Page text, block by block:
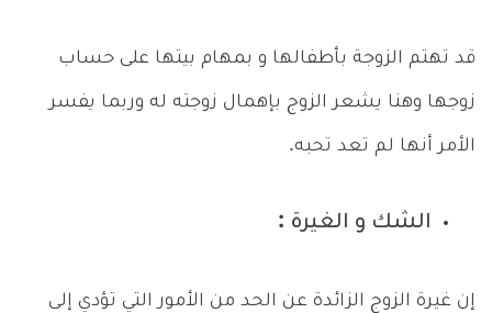
قد تهتم الزوجة بأطفالها و بمهام بيتها على حساب
زوجها وهنا يشعر الزوج بإهمال زوجته له وربما يفسر
الأمر أنها لم تعد تحبه.
الشك و الغيرة :
إن غيرة الزوج الزائدة عن الحد من الأمور التي تؤدي إلى